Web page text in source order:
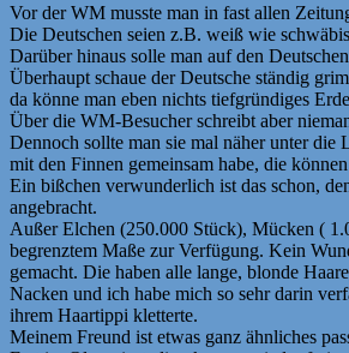
Vor der WM musste man in fast allen
Die Deutschen seien z.B. weiß wie
Darüber hinaus solle man auf den
Überhaupt schaue der Deutsche ständig
da könne man eben nichts tiefgründiges
Über die WM-Besucher schreibt aber
Dennoch sollte man sie mal näher unter die
mit den Finnen gemeinsam habe, die
Ein bißchen verwunderlich ist das schon,
angebracht.
Außer Elchen (250.000 Stück), Mücken (
begrenztem Maße zur Verfügung. Kein
gemacht. Die haben alle lange, blonde
Nacken und ich habe mich so sehr darin
ihrem Haartippi kletterte.
Meinem Freund ist etwas ganz ähnliches